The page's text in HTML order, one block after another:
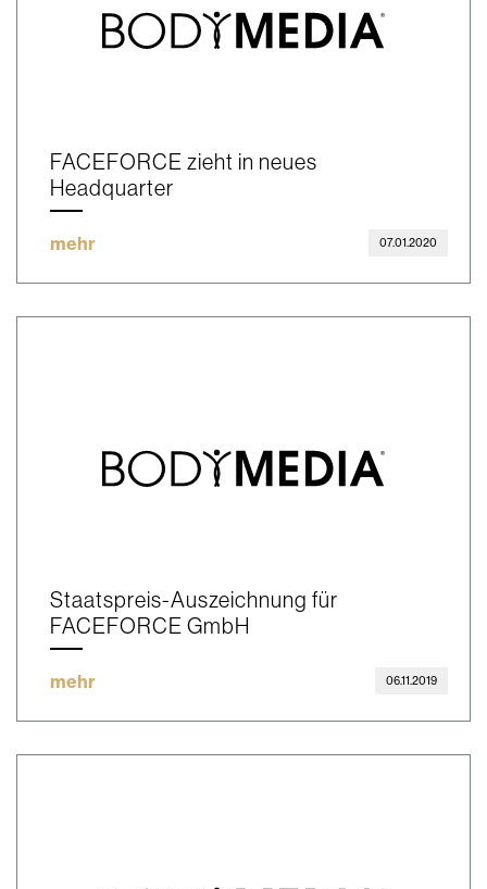
FACEFORCE zieht in neues
Headquarter
mehr 07.01.2020
Staatspreis-Auszeichnung für
FACEFORCE GmbH
mehr 06.11.2019